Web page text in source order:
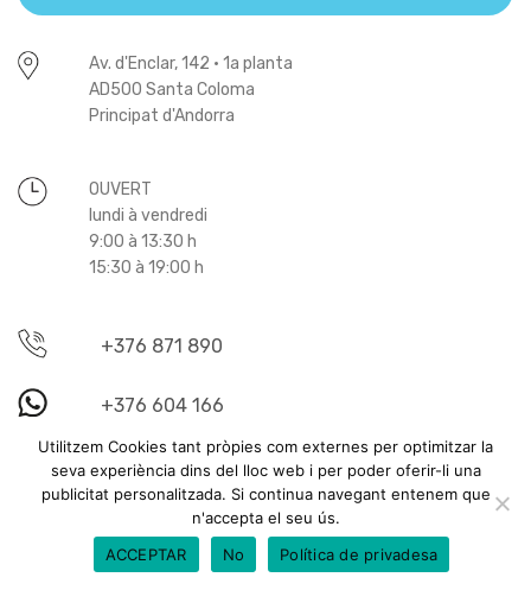
Av. d'Enclar, 142 · 1a planta
AD500 Santa Coloma
Principat d'Andorra
OUVERT
lundi à vendredi
9:00 à 13:30 h
15:30 à 19:00 h
+376 871 890
+376 604 166
viatges@becier.ad
Utilitzem Cookies tant pròpies com externes per optimitzar la
seva experiència dins del lloc web i per poder oferir-li una
publicitat personalitzada. Si continua navegant entenem que
n'accepta el seu ús.
ACCEPTAR
No Política de privadesa